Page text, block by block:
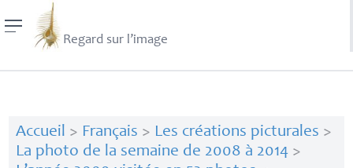
Regard sur l’image
Accueil > Français > Les créations picturales >
La photo de la semaine de 2008 à 2014>